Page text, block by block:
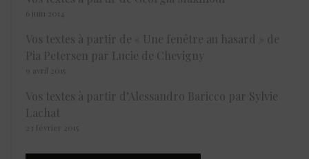
6 juin 2014
Vos textes à partir de « Une fenêtre au hasard » de
Pia Petersen par Lucie de Chevigny
9 avril 2015
Vos textes à partir d’Alessandro Baricco par Sylvie
Lachat
23 février 2015